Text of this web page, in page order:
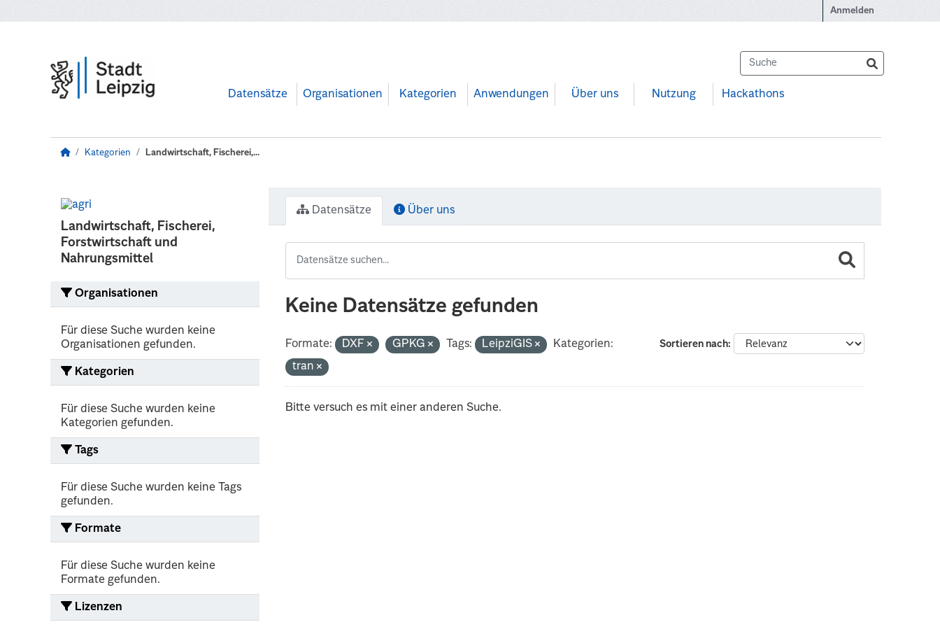
Anmelden
Datensätze Organisationen Kategorien Anwendungen Über uns Nutzung Hackathons
Kategorien Landwirtschaft, Fischerei,...
Landwirtschaft, Fischerei,
Forstwirtschaft und
Nahrungsmittel
Organisationen
Für diese Suche wurden keine
Organisationen gefunden.
Kategorien
Für diese Suche wurden keine
Kategorien gefunden.
Tags
Für diese Suche wurden keine Tags
gefunden.
Formate
Für diese Suche wurden keine
Formate gefunden.
Lizenzen
Datensätze Über uns
Keine Datensätze gefunden
Sortieren nach
Formate: DXF GPKG Tags: LeipziGIS
Kategorien:
tran
Bitte versuch es mit einer anderen Suche.